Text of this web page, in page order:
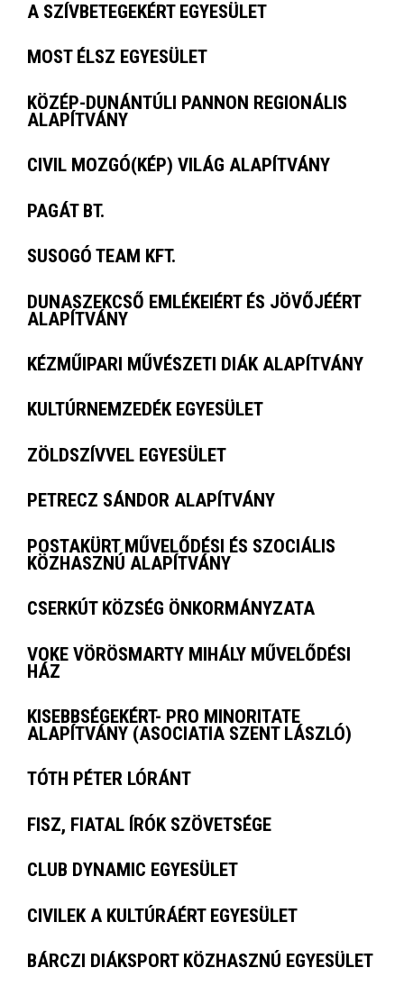
A SZÍVBETEGEKÉRT EGYESÜLET
MOST ÉLSZ EGYESÜLET
KÖZÉP-DUNÁNTÚLI PANNON REGIONÁLIS
ALAPÍTVÁNY
CIVIL MOZGÓ(KÉP) VILÁG ALAPÍTVÁNY
PAGÁT BT.
SUSOGÓ TEAM KFT.
DUNASZEKCSŐ EMLÉKEIÉRT ÉS JÖVŐJÉÉRT
ALAPÍTVÁNY
KÉZMŰIPARI MŰVÉSZETI DIÁK ALAPÍTVÁNY
KULTÚRNEMZEDÉK EGYESÜLET
ZÖLDSZÍVVEL EGYESÜLET
PETRECZ SÁNDOR ALAPÍTVÁNY
POSTAKÜRT MŰVELŐDÉSI ÉS SZOCIÁLIS
KÖZHASZNÚ ALAPÍTVÁNY
CSERKÚT KÖZSÉG ÖNKORMÁNYZATA
VOKE VÖRÖSMARTY MIHÁLY MŰVELŐDÉSI
HÁZ
KISEBBSÉGEKÉRT- PRO MINORITATE
ALAPÍTVÁNY (ASOCIATIA SZENT LÁSZLÓ)
TÓTH PÉTER LÓRÁNT
FISZ, FIATAL ÍRÓK SZÖVETSÉGE
CLUB DYNAMIC EGYESÜLET
CIVILEK A KULTÚRÁÉRT EGYESÜLET
BÁRCZI DIÁKSPORT KÖZHASZNÚ EGYESÜLET